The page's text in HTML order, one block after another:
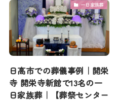
一日家族葬
日高市での葬儀事例｜開栄
寺 開栄寺新館で13名の一
日家族葬｜【葬祭センター